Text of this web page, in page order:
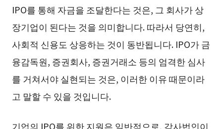
IPO를 통해 자금을 조달한다는 것은, 그 회사가 상
장기업이 된다는 것을 의미합니다. 따라서 당연히,
사회적 신용도 상응하는 것이 동반됩니다. IPO가 금
융감독원, 증권회사, 증권거래소 등의 엄격한 심사
를 거쳐서야 실현되는 것은, 이러한 이유 때문이라
고 말할 수 있을 것입니다.
기업의 IPO를 위한 지원은 일반적으로, 감사법인이